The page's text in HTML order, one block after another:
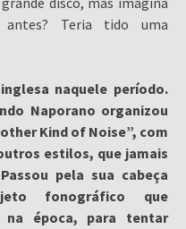
Teria tido uma
naquele período.
Naporano organizou
Kind of Noise”, com
estilos, que jamais
pela sua cabeça
fonográfico que
na época, para tentar